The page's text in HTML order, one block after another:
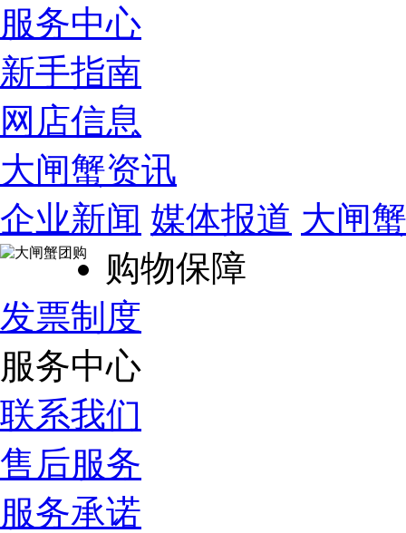
服务中心
新手指南
网店信息
大闸蟹资讯
企业新闻 媒体报道 大闸
购物保障
发票制度
服务中心
联系我们
售后服务
服务承诺